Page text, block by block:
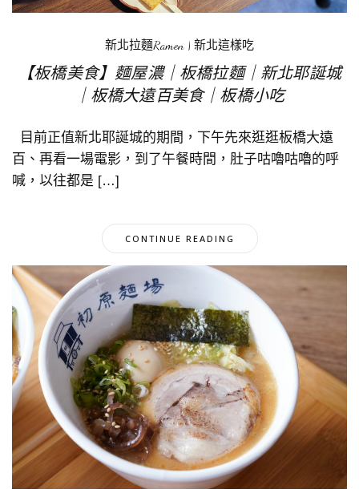
新北拉麵Ramen | 新北這樣吃
【板橋美食】麵屋濃｜板橋拉麵｜新北耶誕城
｜板橋大遠百美食｜板橋小吃
目前正值新北耶誕城的期間，下午先來逛逛板橋大遠
百、再看一場電影，到了午餐時間，肚子咕嚕咕嚕的呼
喊，以往都是 […]
CONTINUE READING